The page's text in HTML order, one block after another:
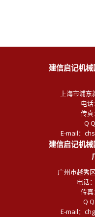
建信启记机
上海市浦
电
传真
Q
E-mail：
建信启记机
广州市越秀
电话
传真
Q
E-mail：